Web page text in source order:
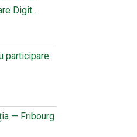
Digit…
participare
— Fribourg